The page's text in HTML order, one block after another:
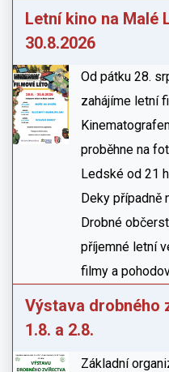
Letní kino na Malé
30.8.2026
Od pátku 28.
zahájíme letní
proběhne na
Ledské od 21
Deky případně
Drobné
příjemné letní
filmy a
Výstava drobného
1.8. a 2.8.
Základní